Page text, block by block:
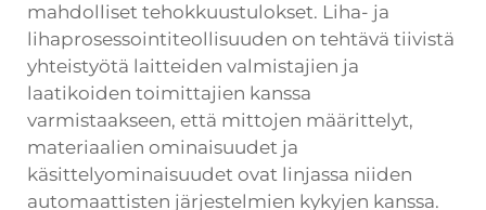
mahdolliset tehokkuustulokset. Liha- ja
lihaprosessointiteollisuuden on tehtävä tiivistä
yhteistyötä laitteiden valmistajien ja
laatikoiden toimittajien kanssa
varmistaakseen, että mittojen määrittelyt,
materiaalien ominaisuudet ja
käsittelyominaisuudet ovat linjassa niiden
automaattisten järjestelmien kykyjen kanssa.